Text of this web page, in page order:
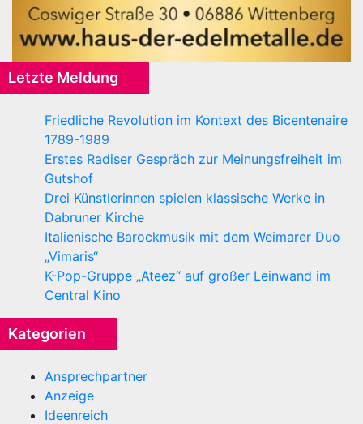
Letzte Meldung
Friedliche Revolution im Kontext des Bicentenaire
1789-1989
Erstes Radiser Gespräch zur Meinungsfreiheit im
Gutshof
Drei Künstlerinnen spielen klassische Werke in
Dabruner Kirche
Italienische Barockmusik mit dem Weimarer Duo
„Vimaris“
K-Pop-Gruppe „Ateez“ auf großer Leinwand im
Central Kino
Kategorien
Ansprechpartner
Anzeige
Ideenreich